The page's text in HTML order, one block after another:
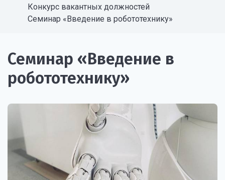
Конкурс вакантных должностей
Семинар «Введение в робототехнику»
Семинар «Введение в
робототехнику»